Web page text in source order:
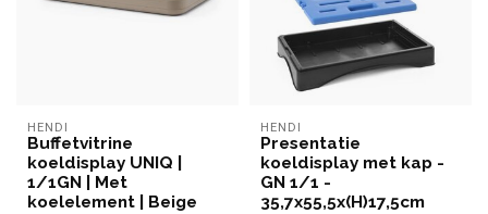
HENDI
Buffetvitrine
koeldisplay UNIQ |
1/1GN | Met
koelelement | Beige
HENDI
Presentatie
koeldisplay met kap -
GN 1/1 -
35,7x55,5x(H)17,5cm